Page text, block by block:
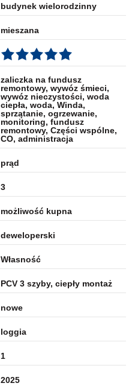
budynek wielorodzinny
mieszana
zaliczka na fundusz
remontowy, wywóz śmieci,
wywóz nieczystości, woda
ciepła, woda, Winda,
sprzątanie, ogrzewanie,
monitoring, fundusz
remontowy, Części wspólne,
CO, administracja
prąd
3
możliwość kupna
deweloperski
Własność
PCV 3 szyby, ciepły montaż
nowe
loggia
1
2025